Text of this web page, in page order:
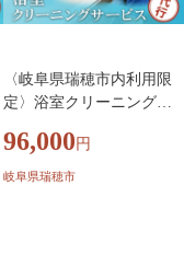
〈岐阜県瑞穂市内利用限
定〉浴室クリーニングサ
ニング お風呂 浴槽 水回り
掃除代行 代行サービス 実
96,000 円
岐阜県瑞穂市